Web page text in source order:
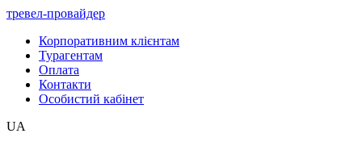
тревел-провайдер
Корпоративним клієнтам
Турагентам
Оплата
Контакти
Особистий кабінет
UA